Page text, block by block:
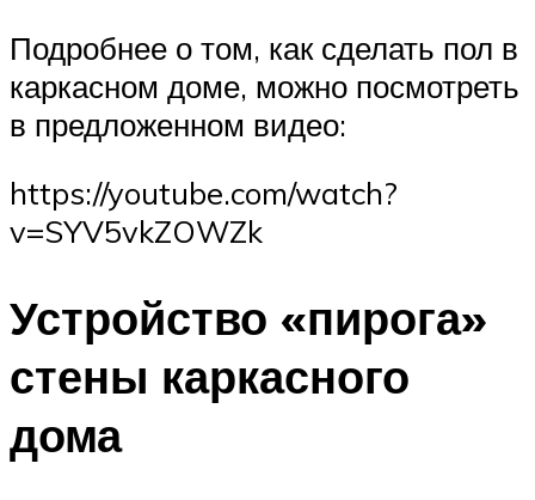
Подробнее о том, как сделать пол в
каркасном доме, можно посмотреть
в предложенном видео:
https://youtube.com/watch?
v=SYV5vkZOWZk
Устройство «пирога»
стены каркасного
дома